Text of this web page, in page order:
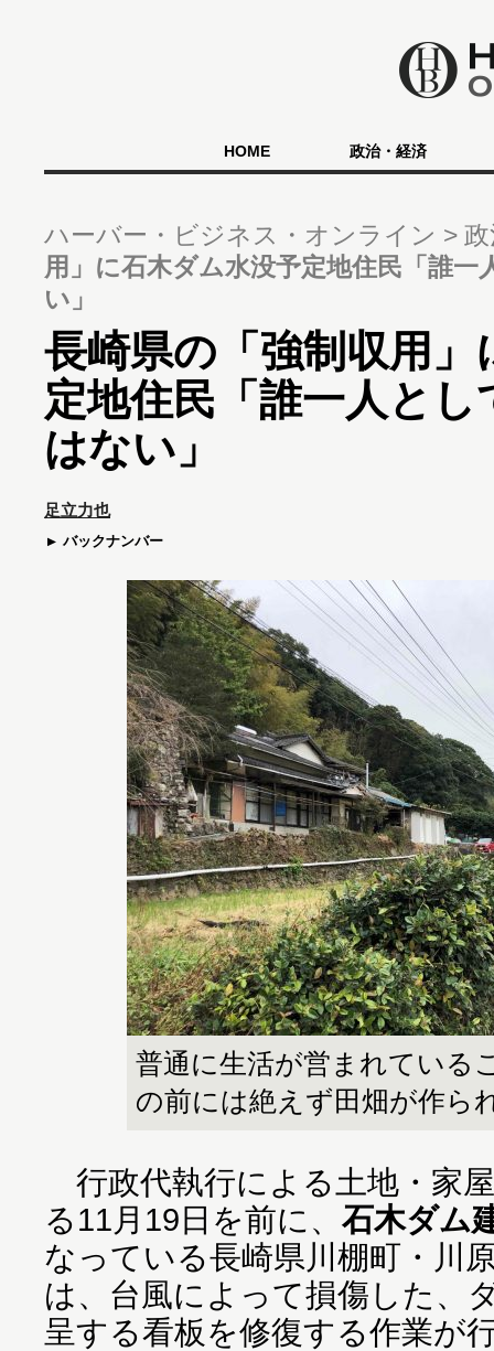
HOME 政治・経済
ハーバー・ビジネス・オンライン
用」に石木ダム水没予定地住民「誰
い」
長崎県の「強制収用」
定地住民「誰一人と
はない」
足立力也
バックナンバー
普通に生活が営まれている
の前には絶えず田畑が作ら
行政代執行による土地・家
る11月19日を前に、 石木ダム
なっている長崎県川棚町・川
は、台風によって損傷した、
呈する看板を修復する作業が